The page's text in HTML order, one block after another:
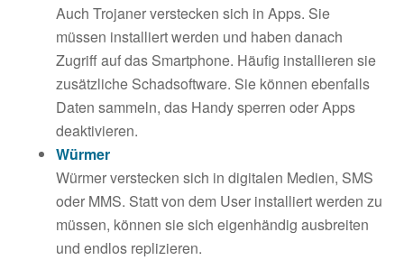
Auch Trojaner verstecken sich in Apps. Sie
müssen installiert werden und haben danach
Zugriff auf das Smartphone. Häufig installieren sie
zusätzliche Schadsoftware. Sie können ebenfalls
Daten sammeln, das Handy sperren oder Apps
deaktivieren.
Würmer
Würmer verstecken sich in digitalen Medien, SMS
oder MMS. Statt von dem User installiert werden zu
müssen, können sie sich eigenhändig ausbreiten
und endlos replizieren.